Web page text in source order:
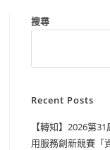
搜尋
Recent Posts
【轉知】2026第
用服務創新競賽「